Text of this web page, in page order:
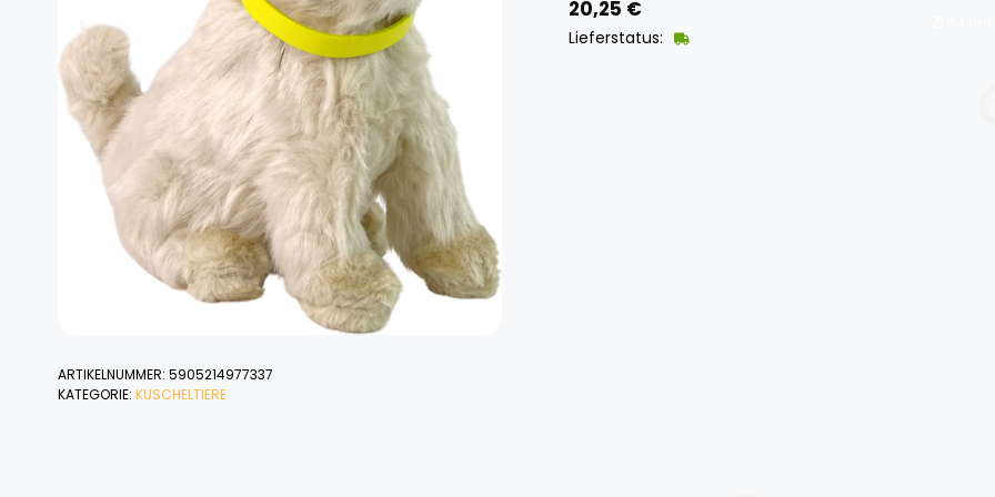
ARTIKELNUMMER: 5905214977337
KATEGORIE: KUSCHELTIERE
20,25 €
Lieferstatus: